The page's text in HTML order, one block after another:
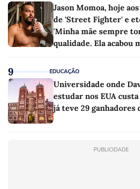
Jason Momoa, hoje
de 'Street Fighter' e
'Minha mãe sempre
qualidade. Ela acabou
9 EDUCAÇÃO
Universidade onde
estudar nos EUA
já teve 29 ganhadores
PUBLICIDADE